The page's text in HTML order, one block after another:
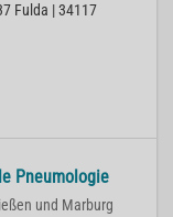
Fulda | 34117
Pneumologie
und Marburg